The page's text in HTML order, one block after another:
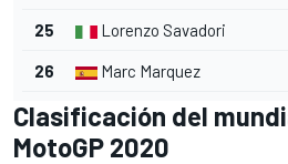
25 Lorenzo Savadori
26 Marc Marquez
Clasificación del
MotoGP 2020